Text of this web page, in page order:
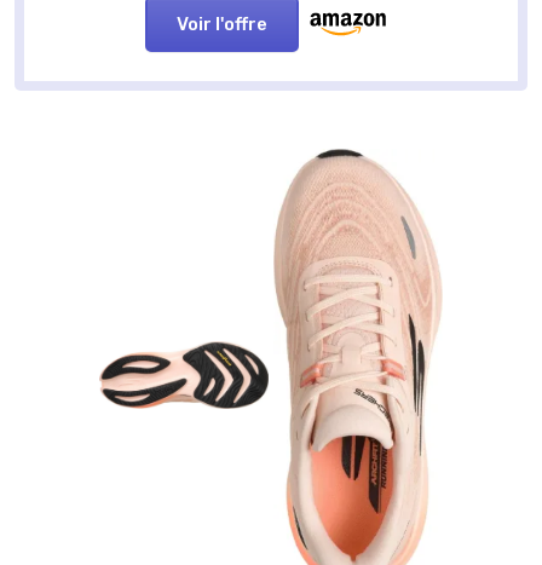
Voir l'offre